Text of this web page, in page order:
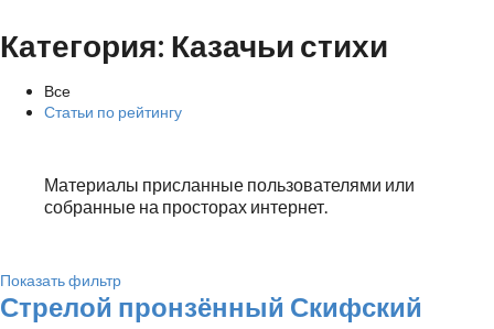
Категория: Казачьи стихи
Все
Статьи по рейтингу
Материалы присланные пользователями или
собранные на просторах интернет.
Показать фильтр
Стрелой пронзённый Скифский